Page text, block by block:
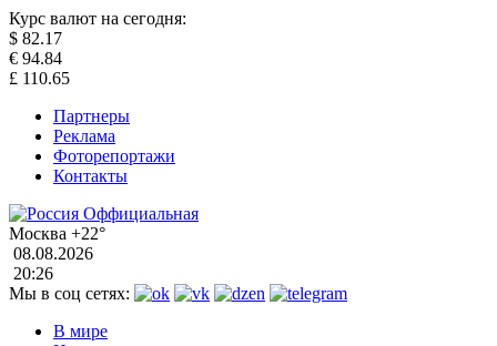
Курс валют на сегодня:
$ 82.17
€ 94.84
£ 110.65
Партнеры
Реклама
Фоторепортажи
Контакты
Москва +22°
08.08.2026
20:26
Мы в соц сетях:
В мире